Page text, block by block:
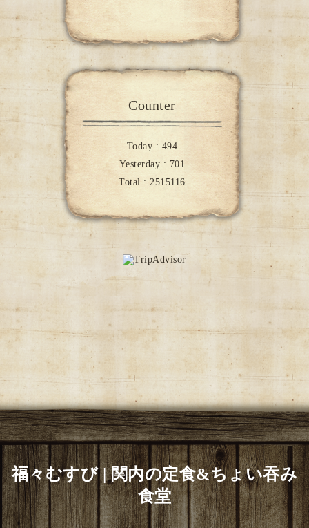
Counter
Today : 494
Yesterday : 701
Total :2515116
福々むすび | 関内の定食&ちょい吞み
食堂